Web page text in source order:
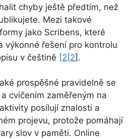
chyby ještě předtím, než
Mezi takové
jako Scribens, které
výkonné řešení pro kontrolu
v češtině [2[2].
prospěšné pravidelně se
cvičením zaměřeným na
posílují znalosti a
projevu, protože pomáhají
slov v paměti. Online